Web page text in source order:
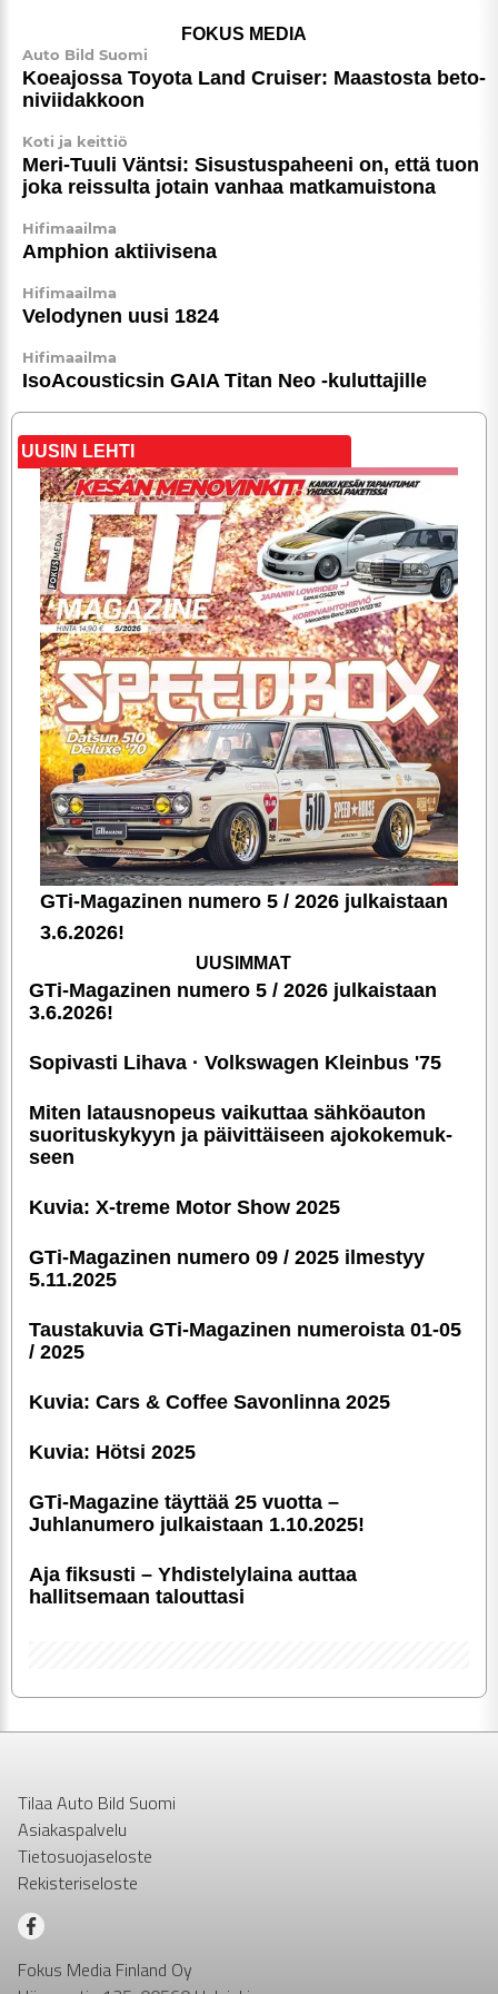
FOKUS MEDIA
Auto Bild Suomi
Koeajossa Toyota Land Cruiser: Maastosta beto­
ni­vii­dak­koon
Koti ja keittiö
Meri-Tuuli Väntsi: Sisus­tus­pa­heeni on, että tuon
joka reissulta jotain vanhaa matkamuistona
Hifimaailma
Amphion aktiivisena
Hifimaailma
Velodynen uusi 1824
Hifimaailma
IsoA­cous­ticsin GAIA Titan Neo -kuluttajille
UUSIN LEHTI
GTi-Magazinen numero 5 / 2026 julkaistaan
3.6.2026!
UUSIMMAT
GTi-Magazinen numero 5 / 2026 julkaistaan
3.6.2026!
Sopivasti Lihava · Volkswagen Kleinbus '75
Miten latausnopeus vaikuttaa sähköauton
suori­tus­ky­kyyn ja päivittäiseen ajoko­ke­muk­
seen
Kuvia: X-treme Motor Show 2025
GTi-Magazinen numero 09 / 2025 ilmestyy
5.11.2025
Taustakuvia GTi-Magazinen numeroista 01-05
/ 2025
Kuvia: Cars & Coffee Savonlinna 2025
Kuvia: Hötsi 2025
GTi-Magazine täyttää 25 vuotta –
Juhlanumero julkaistaan 1.10.2025!
Aja fiksusti – Yhdis­te­ly­laina auttaa
hallitsemaan talouttasi
Tilaa Auto Bild Suomi
Asiakaspalvelu
Tietosuojaseloste
Rekisteriseloste
Fokus Media Finland Oy